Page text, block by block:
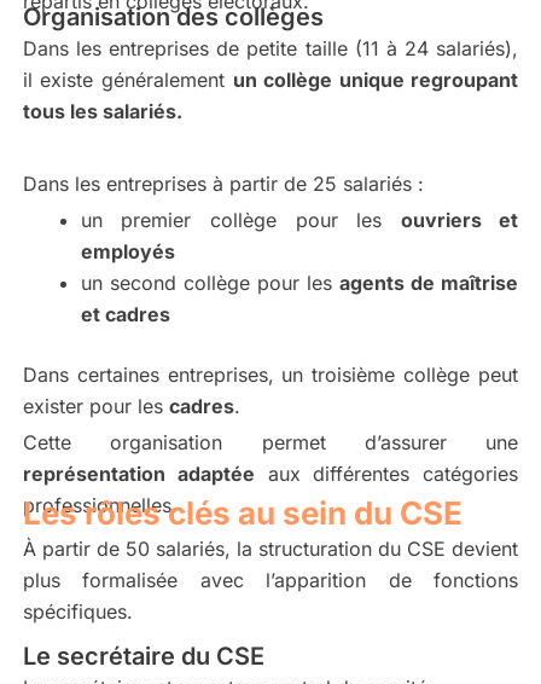
Organisation des collèges
Dans les entreprises de petite taille (11 à 24 salariés),
il existe généralement un collège unique regroupant
tous les salariés.
Dans les entreprises à partir de 25 salariés :
un premier collège pour les ouvriers et
employés
un second collège pour lesagents de maîtrise
et cadres
Dans certaines entreprises, un troisième collège peut
exister pour les cadres.
Cette organisation permet d’assurer une
représentation adaptée aux différentes catégories
professionnelles.
Les rôles clés au sein du CSE
À partir de 50 salariés, la structuration du CSE devient
plus formalisée avec l’apparition de fonctions
spécifiques.
Le secrétaire du CSE